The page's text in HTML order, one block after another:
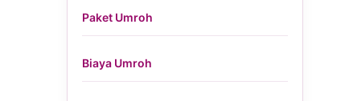
Paket Umroh
Biaya Umroh